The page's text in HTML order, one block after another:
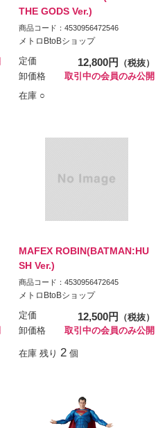
THE GODS Ver.)
商品コード：4530956472546
メトロBtoBショップ
定価 12,800円
（税抜）
卸価格
取引中の会員のみ公開
在庫 ○
MAFEX ROBIN(BATMAN:HU
SH Ver.)
商品コード：4530956472645
メトロBtoBショップ
定価 12,500円
（税抜）
卸価格
取引中の会員のみ公開
在庫 残り 2 個